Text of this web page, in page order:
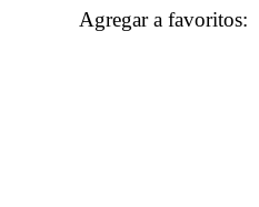
Agregar a